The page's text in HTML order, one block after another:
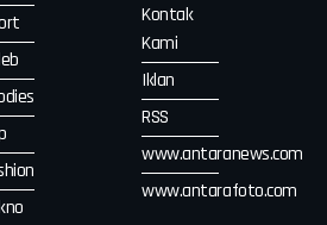
Kontak
Kami
Iklan
RSS
www.antaranews.com
www.antarafoto.com